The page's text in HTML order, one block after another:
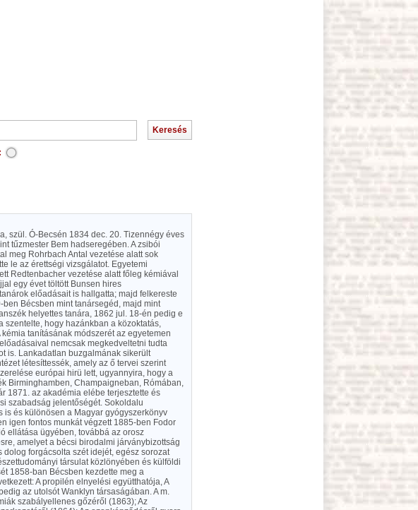
szül. Ó-Becsén 1834 dec. 20. Tizennégy éves
tűzmester Bem hadseregében. A zsibói
meg Rohrbach Antal vezetése alatt sok
le az érettségi vizsgálatot. Egyetemi
Redtenbacher vezetése alatt főleg kémiával
egy évet töltött Bunsen hires
előadásait is hallgatta; majd felkereste
Bécsben mint tanársegéd, majd mint
helyettes tanára, 1862 jul. 18-én pedig e
szentelte, hogy hazánkban a közoktatás,
tanításának módszerét az egyetemen
nemcsak megkedveltetni tudta
is. Lankadatlan buzgalmának sikerült
létesíttessék, amely az ő tervei szerint
európai hirü lett, ugyannyira, hogy a
Birminghamben, Champaigneban, Rómában,
1871. az akadémia elébe terjesztette és
szabadság jelentőségét. Sokoldalu
és különösen a Magyar gyógyszerkönyv
igen fontos munkát végzett 1885-ben Fodor
ellátása ügyében, továbbá az orosz
amelyet a bécsi birodalmi járványbizottság
forgácsolta szét idejét, egész sorozat
társulat közlönyében és külföldi
1858-ban Bécsben kezdette meg a
A propilén elnyelési együtthatója, A
az utolsót Wanklyn társaságában. A m.
szabályellenes gőzéről (1863); Az